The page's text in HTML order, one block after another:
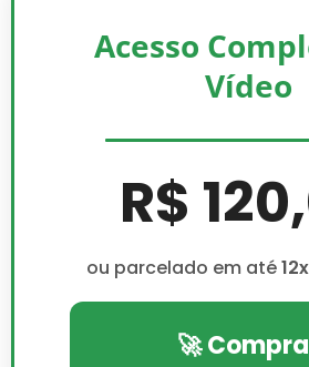
Acesso
Vídeo
R$
ou parcelado em até
🚀